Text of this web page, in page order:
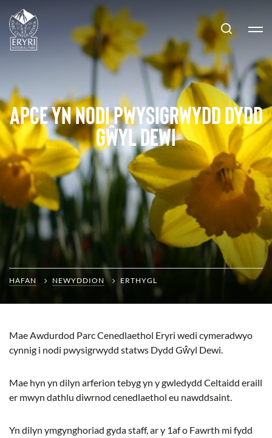
APCE yn nodi pwysigrwydd Dydd
Gŵyl Dewi
HAFAN NEWYDDION ERTHYGL
Mae Awdurdod Parc Cenedlaethol Eryri wedi cymeradwyo
cynnig i nodi pwysigrwydd statws Dydd Gŵyl Dewi.
Mae hyn yn dilyn arferion tebyg yn y gwledydd Celtaidd eraill
er mwyn dathlu diwrnod cenedlaethol eu nawddsaint.
Yn dilyn ymgynghoriad gyda staff, ar y 1af o Fawrth mi fydd